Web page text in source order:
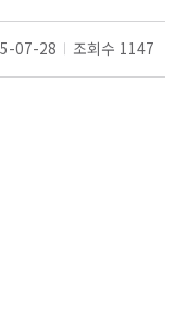
조회수 1147
07-28